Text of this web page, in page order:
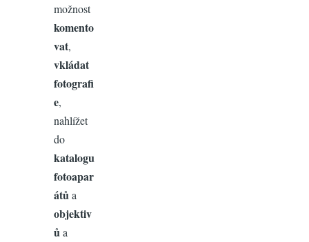
možnost
komento
vat,
vkládat
fotografi
e,
nahlížet
do
katalogu
fotoapar
átů a
objektiv
ů a